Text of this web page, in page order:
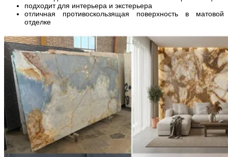
подходит для интерьера и экстерьера
отличная противоскользящая поверхность в матовой
отделке